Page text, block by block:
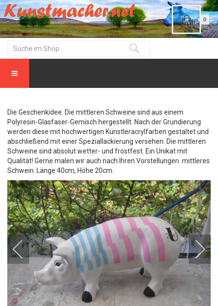
0
Die Geschenkidee: Die mittleren Schweine sind aus einem
Polyresin-Glasfaser-Gemisch hergestellt. Nach der Grundierung
werden diese mit hochwertigen Künstleracrylfarben gestaltet und
abschließend mit einer Speziallackierung versehen. Die mittleren
Schweine sind absolut wetter- und frostfest. Ein Unikat mit
Qualität! Gerne malen wir auch nach Ihren Vorstellungen. mittleres
Schwein: Länge 40cm, Höhe 20cm.